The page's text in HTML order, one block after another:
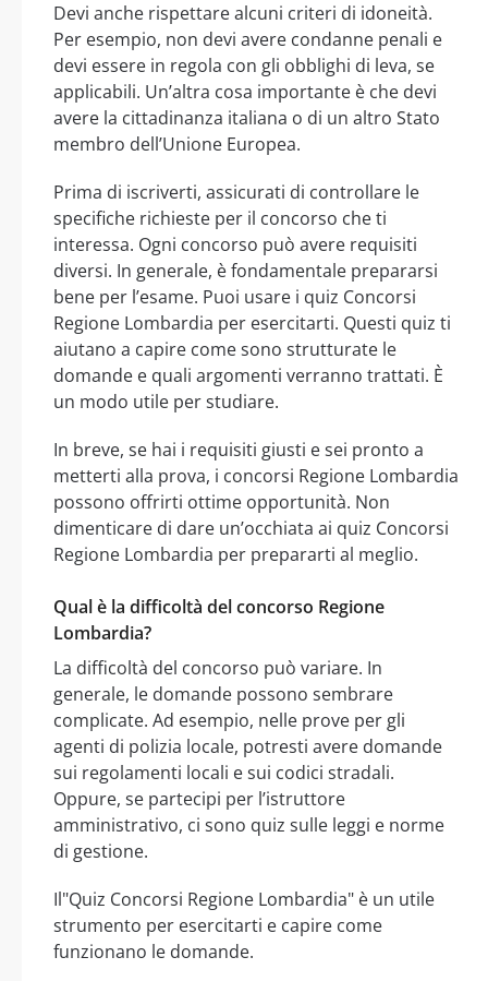
Devi anche rispettare alcuni criteri di idoneità.
Per esempio, non devi avere condanne penali e
devi essere in regola con gli obblighi di leva, se
applicabili. Un’altra cosa importante è che devi
avere la cittadinanza italiana o di un altro Stato
membro dell’Unione Europea.
Prima di iscriverti, assicurati di controllare le
specifiche richieste per il concorso che ti
interessa. Ogni concorso può avere requisiti
diversi. In generale, è fondamentale prepararsi
bene per l’esame. Puoi usare i quiz Concorsi
Regione Lombardia per esercitarti. Questi quiz ti
aiutano a capire come sono strutturate le
domande e quali argomenti verranno trattati. È
un modo utile per studiare.
In breve, se hai i requisiti giusti e sei pronto a
metterti alla prova, i concorsi Regione Lombardia
possono offrirti ottime opportunità. Non
dimenticare di dare un’occhiata ai quiz Concorsi
Regione Lombardia per prepararti al meglio.
Qual è la difficoltà del concorso Regione
Lombardia?
La difficoltà del concorso può variare. In
generale, le domande possono sembrare
complicate. Ad esempio, nelle prove per gli
agenti di polizia locale, potresti avere domande
sui regolamenti locali e sui codici stradali.
Oppure, se partecipi per l’istruttore
amministrativo, ci sono quiz sulle leggi e norme
di gestione.
Il"Quiz Concorsi Regione Lombardia" è un utile
strumento per esercitarti e capire come
funzionano le domande.